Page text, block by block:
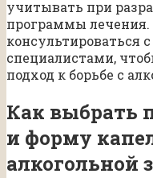
учитывать при
программы лечения.
консультироваться
специалистами,
подход к борьбе с
Как выбрать
и форму
алкогольной